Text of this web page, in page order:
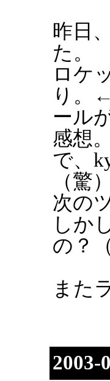
昨日
た。
ロケ
り。
ール
感想
で、
（驚）
次の
しか
の？
また